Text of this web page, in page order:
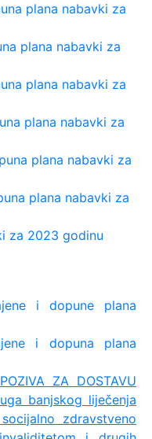
plana nabavki za
plana nabavki za
plana nabavki za
plana nabavki za
plana nabavki za
plana nabavki za
za 2023 godinu
i dopune plana
i dopuna plana
ZA DOSTAVU
banjskog liječenja
zdravstveno